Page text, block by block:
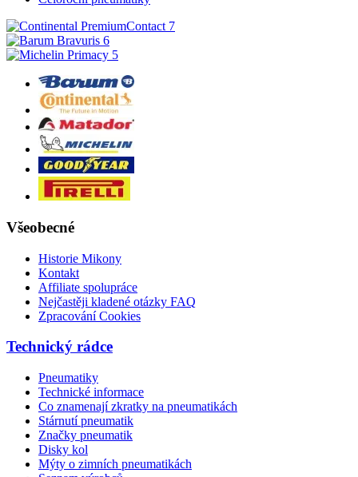
Všeobecné
Historie Mikony
Kontakt
Affiliate spolupráce
Nejčastěji kladené otázky FAQ
Zpracování Cookies
Technický rádce
Pneumatiky
Technické informace
Co znamenají zkratky na pneumatikách
Stárnutí pneumatik
Značky pneumatik
Disky kol
Mýty o zimních pneumatikách